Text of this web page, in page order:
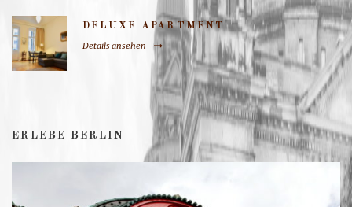
DELUXE APARTMENT
Details ansehen
ERLEBE BERLIN